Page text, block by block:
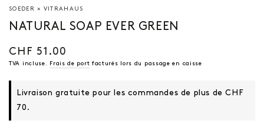
SOEDER × VITRAHAUS
NATURAL SOAP EVER GREEN
Prix
régulier
CHF 51.00
TVA incluse. Frais de port facturés lors du passage en caisse
Livraison gratuite pour les commandes de plus de CHF
70.